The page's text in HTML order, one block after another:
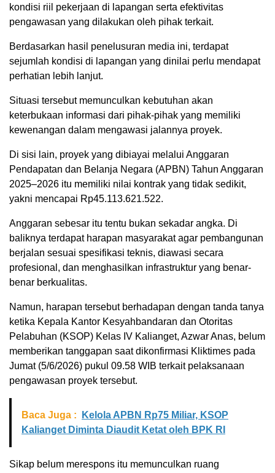
kondisi riil pekerjaan di lapangan serta efektivitas
pengawasan yang dilakukan oleh pihak terkait.
Berdasarkan hasil penelusuran media ini, terdapat
sejumlah kondisi di lapangan yang dinilai perlu mendapat
perhatian lebih lanjut.
Situasi tersebut memunculkan kebutuhan akan
keterbukaan informasi dari pihak-pihak yang memiliki
kewenangan dalam mengawasi jalannya proyek.
Di sisi lain, proyek yang dibiayai melalui Anggaran
Pendapatan dan Belanja Negara (APBN) Tahun Anggaran
2025–2026 itu memiliki nilai kontrak yang tidak sedikit,
yakni mencapai Rp45.113.621.522.
Anggaran sebesar itu tentu bukan sekadar angka. Di
baliknya terdapat harapan masyarakat agar pembangunan
berjalan sesuai spesifikasi teknis, diawasi secara
profesional, dan menghasilkan infrastruktur yang benar-
benar berkualitas.
Namun, harapan tersebut berhadapan dengan tanda tanya
ketika Kepala Kantor Kesyahbandaran dan Otoritas
Pelabuhan (KSOP) Kelas IV Kalianget, Azwar Anas, belum
memberikan tanggapan saat dikonfirmasi Kliktimes pada
Jumat (5/6/2026) pukul 09.58 WIB terkait pelaksanaan
pengawasan proyek tersebut.
Baca Juga :
Kelola APBN Rp75 Miliar, KSOP
Kalianget Diminta Diaudit Ketat oleh BPK RI
Sikap belum merespons itu memunculkan ruang